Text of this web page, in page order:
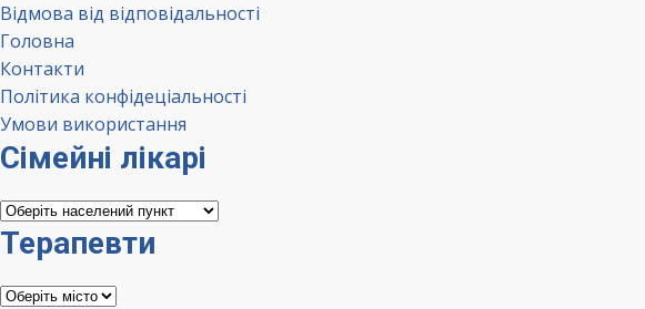
Відмова від відповідальності
Головна
Контакти
Політика конфідеціальності
Умови використання
Сімейні лікарі
Сімейні
лікарі
Терапевти
Терапевти